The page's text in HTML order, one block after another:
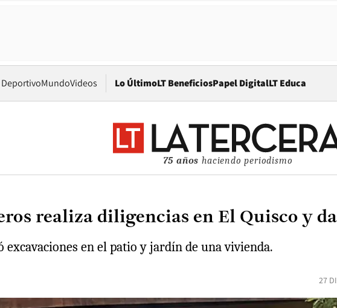
DeportivoMundoVideos Lo ÚltimoLT BeneficiosPapel DigitalOpens in new
LT Educa
75 años haciendo periodismo
realiza diligencias en El Quisco y
excavaciones en el patio y jardín de una vivienda.
27